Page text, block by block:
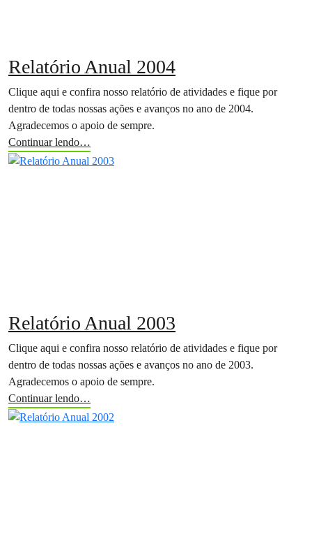
Relatório Anual 2004
Clique aqui e confira nosso relatório de atividades e fique por
dentro de todas nossas ações e avanços no ano de 2004.
Agradecemos o apoio de sempre.
Continuar lendo…
Relatório Anual 2003
Clique aqui e confira nosso relatório de atividades e fique por
dentro de todas nossas ações e avanços no ano de 2003.
Agradecemos o apoio de sempre.
Continuar lendo…